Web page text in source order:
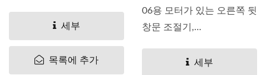
세부
목록에 추가
06용 모터가 있는 오른쪽 뒷
창문 조절기,
세부